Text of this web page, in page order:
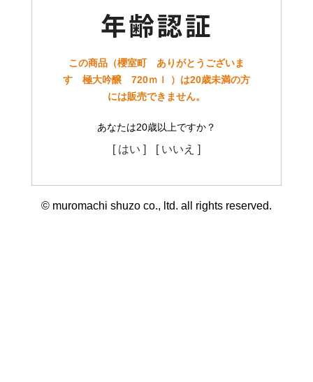
この商品（櫻室町 ありがとうございま
す 極大吟醸 720ｍｌ ）は20歳未満の方
には販売できません。
あなたは20歳以上ですか？
[ はい ] [ いいえ ]
© muromachi shuzo co., ltd. all rights reserved.